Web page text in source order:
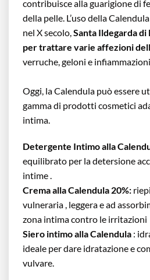
contribuisce alla guarigione di
della pelle. L’uso della
nel X secolo, Santa Ildegarda di
per trattare varie affezioni
verruche, geloni e infiammazioni.
Oggi, la Calendula può essere
gamma di prodotti cosmetici
intima.
Detergente Intimo alla
equilibrato per la detersione
intime .
Crema alla Calendula 20%:
vulneraria , leggera e ad
zona intima contro le irritazioni
Siero intimo alla Calendula :
ideale per dare idratazione e
vulvare.